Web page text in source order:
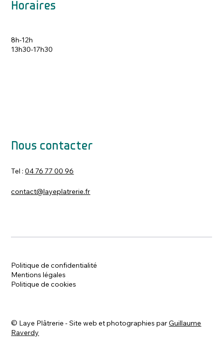
Horaires
8h-12h
13h30-17h30
Nous contacter
Tel :04 76 77 00 96
contact@layeplatrerie.fr
Politique de confidentialité
Mentions légales
Politique de cookies
© Laye Plâtrerie - Site web et photographies parGuillaume
Raverdy